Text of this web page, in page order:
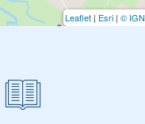
Leaflet | Esri | © IGN